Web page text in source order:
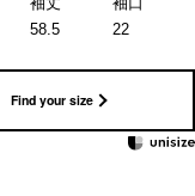
58.5
22
Find your size